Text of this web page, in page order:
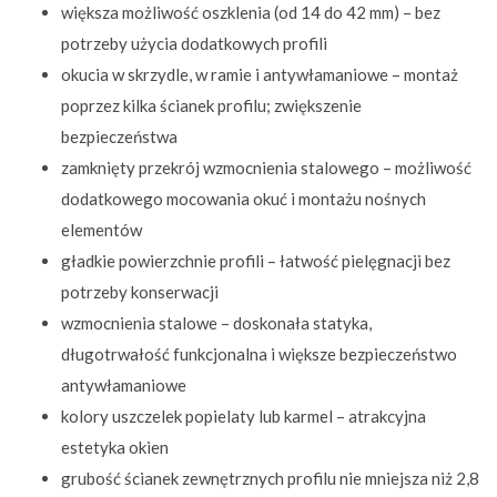
większa możliwość oszklenia (od 14 do 42 mm) – bez
potrzeby użycia dodatkowych profili
okucia w skrzydle, w ramie i antywłamaniowe – montaż
poprzez kilka ścianek profilu; zwiększenie
bezpieczeństwa
zamknięty przekrój wzmocnienia stalowego – możliwość
dodatkowego mocowania okuć i montażu nośnych
elementów
gładkie powierzchnie profili – łatwość pielęgnacji bez
potrzeby konserwacji
wzmocnienia stalowe – doskonała statyka,
długotrwałość funkcjonalna i większe bezpieczeństwo
antywłamaniowe
kolory uszczelek popielaty lub karmel – atrakcyjna
estetyka okien
grubość ścianek zewnętrznych profilu nie mniejsza niż 2,8